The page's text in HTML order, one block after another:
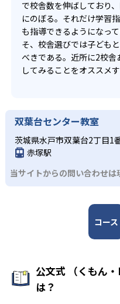
で校舎数を伸ばしており
にのぼる。それだけ学習
も指導できるようになっ
そ、校舎選びでは子ども
べきである。近所に2校
してみることをオススメす
双葉台センター教室
茨城県水戸市双葉台2丁目1
赤塚駅
当サイトからの問い合わせは
コース
公文式 （くもん
は？